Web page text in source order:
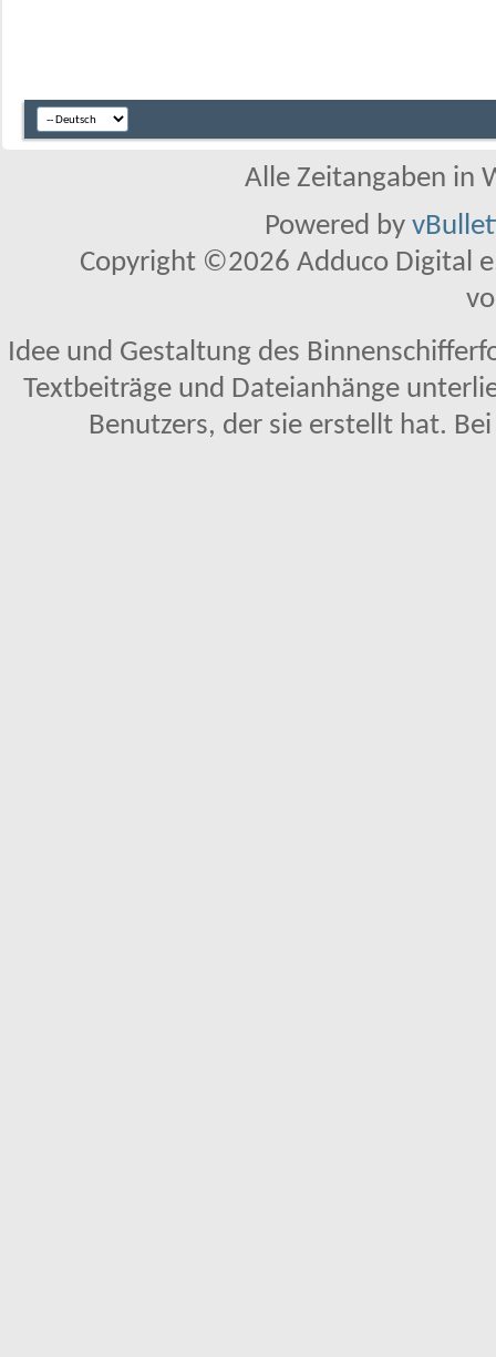
Alle Zeitangaben in
Powered by
Copyright ©2026 Adduco Digital
Idee und Gestaltung des
Textbeiträge und Dateianhänge
Benutzers, der sie erstellt hat.